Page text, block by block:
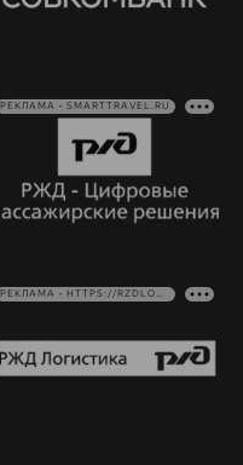
РЕКЛАМА • SMARTTRAVEL.RU
РЕКЛАМА • HTTPS://RZDLOG.RU/